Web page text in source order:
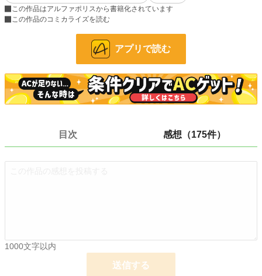
社交は苦手だったが、それでも領地発展の役に立とうと領民に喜ばれるポーシ
ョン作りを日々頑張っていたのだ。
「アリシア。伯爵令嬢でありながら部屋に閉じこもってばかりいるお前はこの家
そんなアリシアの気持ちは理解されず、父親に領地を追い出されてしまう。
は、すべてアリシアが大量生産していた数々のポーションのお陰だったことを。
ーーーーーー
この作品はアルファポリスから書籍化されています
この作品のコミカライズを読む
アプリで読む
目次 感想（175件）
1000文字以内
送信する